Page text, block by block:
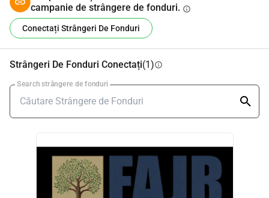
campanie de strângere de fonduri. info
Conectați Strângeri De Fonduri
Strângeri De Fonduri Conectați(1)info
Search strângere de fonduri